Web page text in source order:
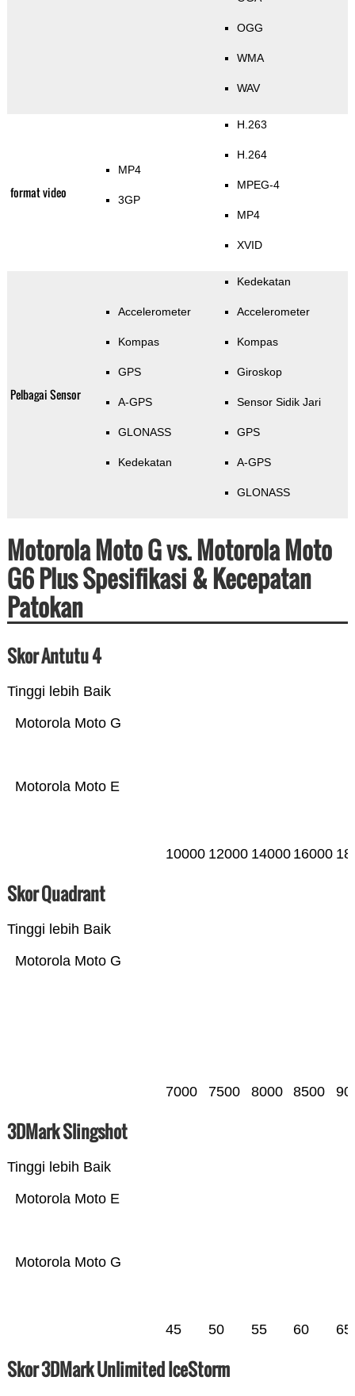
OGG
WMA
WAV
format video
MP4
3GP
H.263
H.264
MPEG-4
MP4
XVID
Pelbagai Sensor
Accelerometer
Kompas
GPS
A-GPS
GLONASS
Kedekatan
Kedekatan
Accelerometer
Kompas
Giroskop
Sensor Sidik Jari
GPS
A-GPS
GLONASS
Motorola Moto G vs. Motorola Moto
G6 Plus Spesifikasi & Kecepatan
Patokan
Skor Antutu 4
Tinggi lebih Baik
Motorola Moto E
Motorola Moto G
10000 12000 14000 16000
Skor Quadrant
Tinggi lebih Baik
Motorola Moto G
7000 7500 8000 8500
3DMark Slingshot
Tinggi lebih Baik
Motorola Moto G
Motorola Moto E
45 50 55 60 65
Skor 3DMark Unlimited IceStorm